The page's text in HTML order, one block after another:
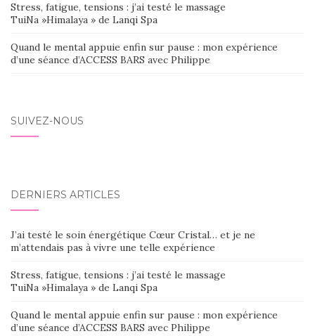
Stress, fatigue, tensions : j’ai testé le massage
TuiNa »Himalaya » de Lanqi Spa
Quand le mental appuie enfin sur pause : mon expérience
d’une séance d’ACCESS BARS avec Philippe
SUIVEZ-NOUS
DERNIERS ARTICLES
J’ai testé le soin énergétique Cœur Cristal… et je ne
m’attendais pas à vivre une telle expérience
Stress, fatigue, tensions : j’ai testé le massage
TuiNa »Himalaya » de Lanqi Spa
Quand le mental appuie enfin sur pause : mon expérience
d’une séance d’ACCESS BARS avec Philippe